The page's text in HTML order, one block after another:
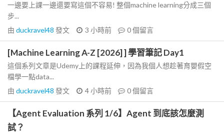
一邊要上課一邊還要寫這個不容易! 整個machine learning分成三個
步...
由 duckravel48 發文 3 小時前 0個留言
[Machine Learning A-Z [2026] ] 學習筆記 Day1
這個系列文章是Udemy上的課程延伸，因為我個人想趁著育嬰假空
檔學一點data...
由 duckravel48 發文 4 小時前 0個留言
【Agent Evaluation 系列 1/6】Agent 到底該怎麼測
試？